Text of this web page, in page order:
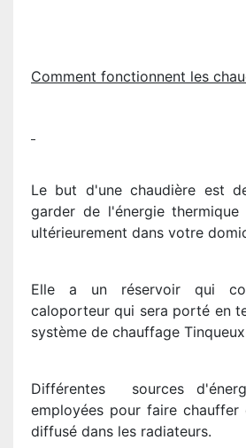
Comment fonctionnent les
Le but d'une chaudière est
garder de l'énergie
ultérieurement dans votre
Elle a un réservoir qui
caloporteur qui sera porté en
système de chauffage
Différentes sources
employées pour faire
diffusé dans les radiateurs.